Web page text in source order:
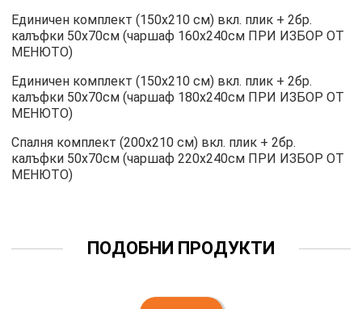
Единичен комплект (150х210 см) вкл. плик + 2бр.
калъфки 50х70см (чаршаф 160х240см ПРИ ИЗБОР ОТ
МЕНЮТО)
Единичен комплект (150х210 см) вкл. плик + 2бр.
калъфки 50х70см (чаршаф 180х240см ПРИ ИЗБОР ОТ
МЕНЮТО)
Спалня комплект (200х210 см) вкл. плик + 2бр.
калъфки 50х70см (чаршаф 220х240см ПРИ ИЗБОР ОТ
МЕНЮТО)
ПОДОБНИ ПРОДУКТИ